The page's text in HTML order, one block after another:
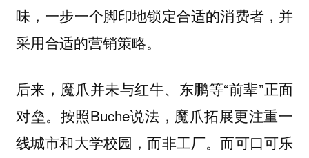
味，一步一个脚印地锁定合适的消费者，并
采用合适的营销策略。
后来，魔爪并未与红牛、东鹏等“前辈”正面
对垒。按照Buche说法， 魔爪拓展更注重一
线城市和大学校园，而非工厂。而可口可乐